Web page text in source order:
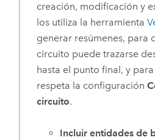
creación, modificación y
los utiliza la herramienta
generar resúmenes, para
circuito puede trazarse
hasta el punto final, y
respeta la configuración
circuito.
Incluir entidades de